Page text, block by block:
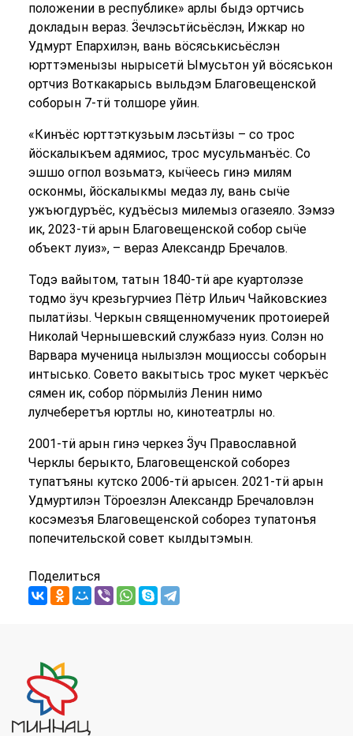
положении в республике» арлы быдэ ортчись
докладын вераз. Ӟечлэсьтӥсьёслэн, Ижкар но
Удмурт Епархилэн, вань вӧсяськисьёслэн
юрттэменызы нырысетӥ Ымусьтон уй вӧсяськон
ортчиз Воткакарысь выльдэм Благовещенской
соборын 7-тӥ толшоре уйин.
«Кинъёс юрттэткузьым лэсьтӥзы – со трос
йӧскалыкъем адямиос, трос мусульманъёс. Со
эшшо огпол возьматэ, кыӵеесь гинэ милям
осконмы, йӧскалыкмы медаз лу, вань сыӵе
ужъюгдуръёс, кудъёсыз милемыз огазеяло. Зэмзэ
ик, 2023-тӥ арын Благовещенской собор сыӵе
объект луиз», – вераз Александр Бречалов.
Тодэ вайытом, татын 1840-тӥ аре куартолэзе
тодмо ӟуч крезьгурчиез Пётр Ильич Чайковскиез
пылатӥзы. Черкын священномученик протоиерей
Николай Чернышевский службазэ нуиз. Солэн но
Варвара мученица нылызлэн мощиоссы соборын
интысько. Совето вакытысь трос мукет черкъёс
сямен ик, собор пӧрмылӥз Ленин нимо
лулчеберетъя юртлы но, кинотеатрлы но.
2001-тӥ арын гинэ черкез Ӟуч Православной
Черклы берыкто, Благовещенской соборез
тупатъяны кутско 2006-тӥ арысен. 2021-тӥ арын
Удмуртилэн Тӧроезлэн Александр Бречаловлэн
косэмезъя Благовещенской соборез тупатонъя
попечительской совет кылдытэмын.
Поделиться